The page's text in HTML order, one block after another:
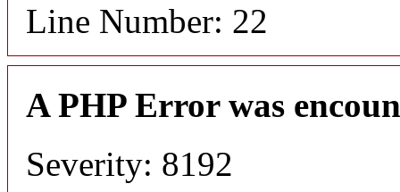
Line Number: 22
A PHP Error was
Severity: 8192